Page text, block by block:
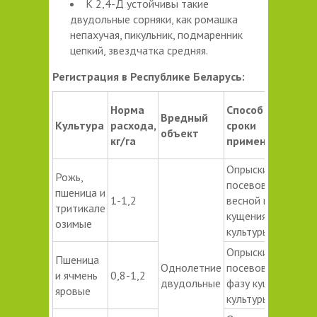
К 2,4-Д устойчивы такие
двудольные сорняки, как ромашка
непахучая, пикульник, подмаренник
цепкий, звездчатка средняя.
Регистрация в Республике Беларусь:
Культура
Норма
расхода,
кг/га
Вредный
объект
Способ и
сроки
применения
Рожь,
пшеница и
тритикале
озимые
1-1,2
Однолетние
двудольные
Опрыскивание
посевов
весной в фазу
кущения
культуры
Пшеница
и ячмень
яровые
0,8-1,2
Опрыскивание
посевов в
фазу кущения
культуры